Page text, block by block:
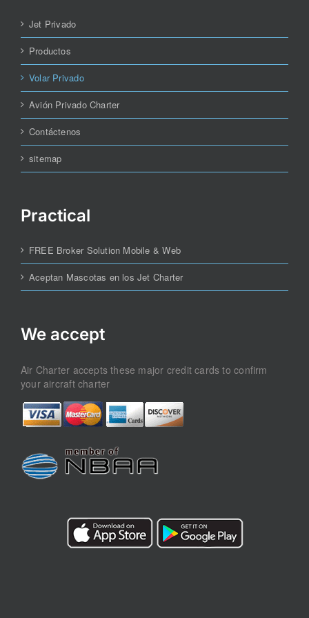
Jet Privado
Productos
Volar Privado
Avión Privado Charter
Contáctenos
sitemap
Practical
FREE Broker Solution Mobile & Web
Aceptan Mascotas en los Jet Charter
We accept
Air Charter accepts these major credit cards to confirm
your aircraft charter